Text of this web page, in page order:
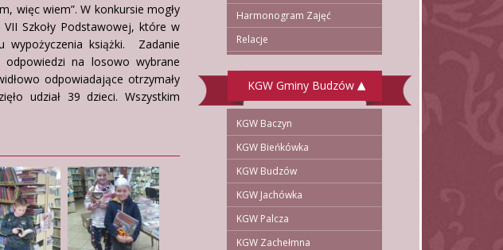
więc wiem”. W konkursie mogły
Szkoły Podstawowej, które w
wypożyczenia książki. Zadanie
odpowiedzi na losowo wybrane
odpowiadające otrzymały
udział 39 dzieci. Wszystkim
Harmonogram Zajęć
Relacje
KGW Gminy Budzów
KGW Baczyn
KGW Bieńkówka
KGW Budzów
KGW Jachówka
KGW Palcza
KGW Zachełmna